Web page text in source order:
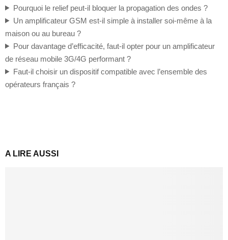
Pourquoi le relief peut-il bloquer la propagation des ondes ?
Un amplificateur GSM est-il simple à installer soi-même à la
maison ou au bureau ?
Pour davantage d’efficacité, faut-il opter pour un amplificateur
de réseau mobile 3G/4G performant ?
Faut-il choisir un dispositif compatible avec l’ensemble des
opérateurs français ?
A LIRE AUSSI